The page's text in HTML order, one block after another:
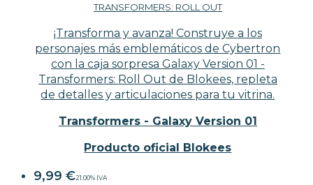
TRANSFORMERS: ROLL OUT
¡Transforma y avanza! Construye a los
personajes más emblemáticos de Cybertron
con la caja sorpresa Galaxy Version 01 -
Transformers: Roll Out de Blokees, repleta
de detalles y articulaciones para tu vitrina.
Transformers - Galaxy Version 01
Producto oficial Blokees
9,99 €21.00% IVA